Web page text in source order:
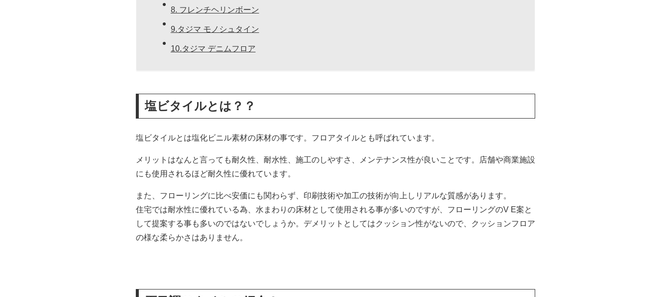
8. フレンチヘリンボーン
9.タジマ モノシュタイン
10.タジマ デニムフロア
塩ビタイルとは？？
塩ビタイルとは塩化ビニル素材の床材の事です。フロアタイルとも呼ばれています。
メリットはなんと言っても耐久性、耐水性、施工のしやすさ、メンテナンス性が良いことです。店舗や商業施設
にも使用されるほど耐久性に優れています。
また、フローリングに比べ安価にも関わらず、印刷技術や加工の技術が向上しリアルな質感があります。
住宅では耐水性に優れている為、水まわりの床材として使用される事が多いのですが、フローリングのV E案と
して提案する事も多いのではないでしょうか。デメリットとしてはクッション性がないので、クッションフロア
の様な柔らかさはありません。